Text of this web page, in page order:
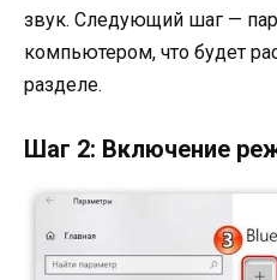
звук. Следующий шаг —
компьютером, что будет
разделе.
Шаг 2: Включение